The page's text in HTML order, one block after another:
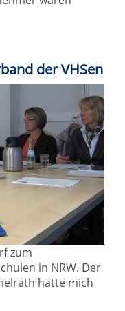
der VHSen
zum
in NRW. Der
hatte mich